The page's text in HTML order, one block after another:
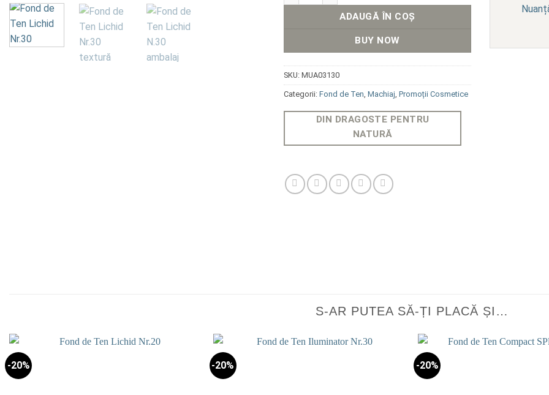
ADAUGĂ ÎN COȘ
BUY NOW
SKU: MUA03130
Categorii: Fond de Ten Machiaj Promoții Cosmetice
DIN DRAGOSTE PENTRU
NATURĂ
S-AR PUTEA SĂ-ȚI PLACĂ ȘI…
-20% -20% -20%